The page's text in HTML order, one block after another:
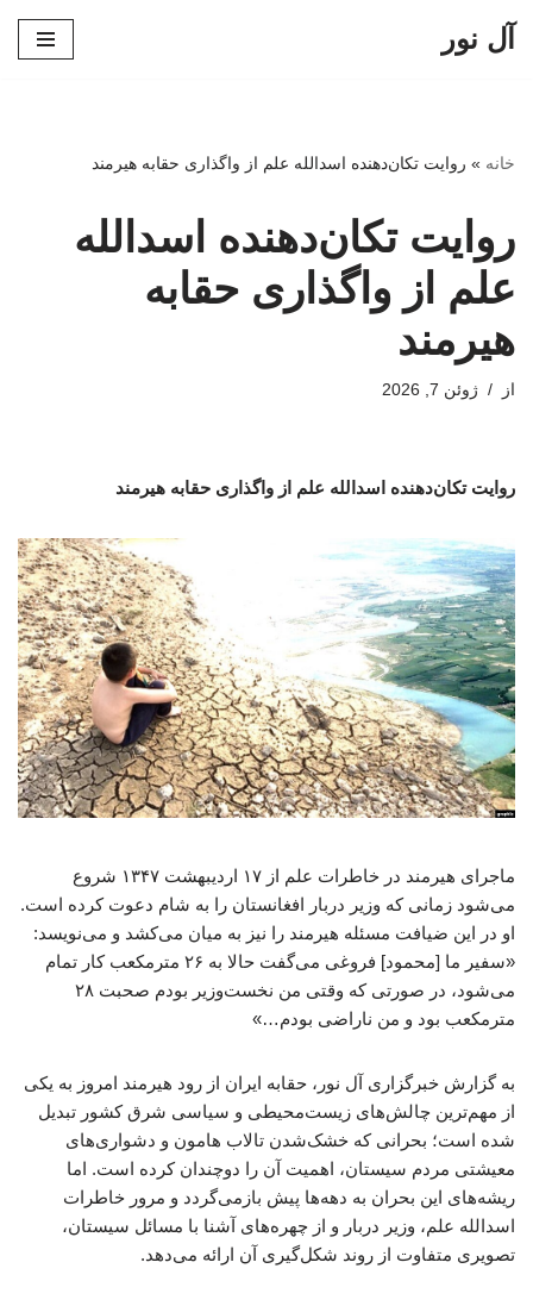
آل نور
خانه » روایت تکان‌دهنده اسدالله علم از واگذاری حقابه هیرمند
روایت تکان‌دهنده اسدالله
علم از واگذاری حقابه
هیرمند
از ژوئن 7, 2026
روایت تکان‌دهنده اسدالله علم از واگذاری حقابه هیرمند
ماجرای هیرمند در خاطرات علم از ۱۷ اردیبهشت ۱۳۴۷ شروع
می‌شود زمانی که وزیر دربار افغانستان را به شام دعوت کرده است.
او در این ضیافت مسئله‌ هیرمند را نیز به میان می‌کشد و می‌نویسد:
«سفیر ما [محمود] فروغی می‌گفت حالا به ۲۶ مترمکعب کار تمام
می‌شود، در صورتی که وقتی من نخست‌وزیر بودم صحبت ۲۸
مترمکعب بود و من ناراضی بودم…»
به گزارش خبرگزاری آل نور، حقابه ایران از رود هیرمند امروز به یکی
از مهم‌ترین چالش‌های زیست‌محیطی و سیاسی شرق کشور تبدیل
شده است؛ بحرانی که خشک‌شدن تالاب هامون و دشواری‌های
معیشتی مردم سیستان، اهمیت آن را دوچندان کرده است. اما
ریشه‌های این بحران به دهه‌ها پیش بازمی‌گردد و مرور خاطرات
اسدالله علم، وزیر دربار و از چهره‌های آشنا با مسائل سیستان،
تصویری متفاوت از روند شکل‌گیری آن ارائه می‌دهد.